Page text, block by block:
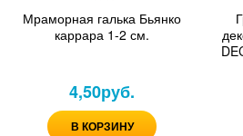
Мраморная галька Бьянко
каррара 1-2 см.
4,50руб.
В КОРЗИНУ